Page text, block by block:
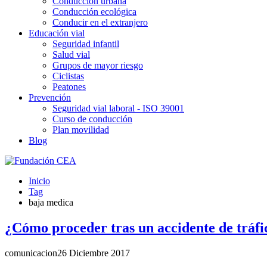
Conducción ecológica
Conducir en el extranjero
Educación vial
Seguridad infantil
Salud vial
Grupos de mayor riesgo
Ciclistas
Peatones
Prevención
Seguridad vial laboral - ISO 39001
Curso de conducción
Plan movilidad
Blog
Inicio
Tag
baja medica
¿Cómo proceder tras un accidente de
comunicacion26 Diciembre 2017